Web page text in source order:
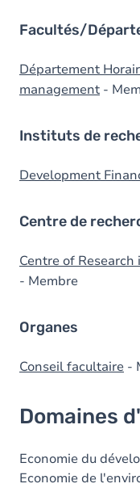
Facultés/
Département
management -
Instituts de
Development
Centre de
Centre of
- Membre
Organes
Conseil facultaire -
Domaines
Economie du
Economie de